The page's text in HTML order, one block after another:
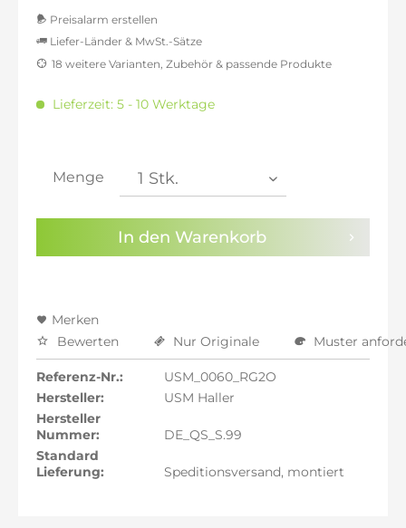
Preisalarm erstellen
Sie haben dieDatenschutzbestimmungenzur
Kenntnis genommen.
Liefer-Länder & MwSt.-Sätze
inkl. 16% MwSt.: 828,57 €
inkl. 20% MwSt.: 857,14 €
inkl. 21% MwSt.: 864,29 €
inkl. 22% MwSt.: 871,43 €
18 weitere Varianten, Zubehör & passende Produkte
Lieferzeit: 5 - 10 Werktage
Menge
In den Warenkorb
Merken
Bewerten
Nur Originale Muster
Referenz-Nr.:
USM_0060_RG2O
Hersteller:
USM Haller
Hersteller
Nummer:
DE_QS_S.99
Standard
Lieferung:
Speditionsversand, montiert